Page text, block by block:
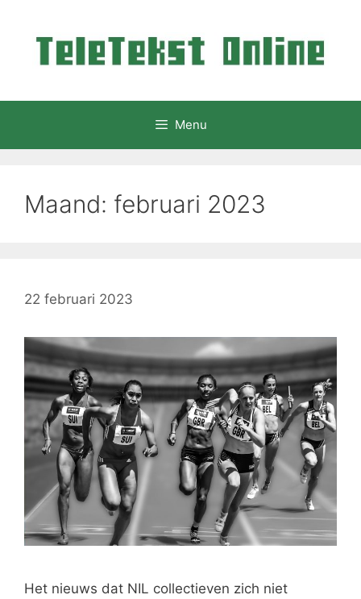
inhoud
Menu
Maand: februari 2023
22 februari 2023
Het nieuws dat NIL collectieven zich niet